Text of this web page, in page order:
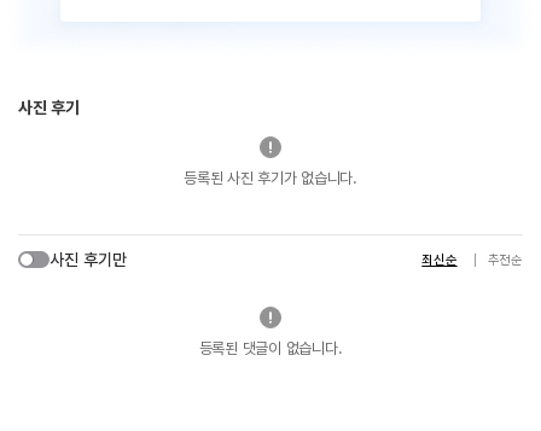
사진 후기
등록된 사진 후기가 없습니다.
사진 후기만 최신순 추천순
등록된 댓글이 없습니다.